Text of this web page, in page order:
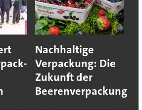
Nachhaltige
Verpackung: Die
Zukunft der
Beerenverpackung